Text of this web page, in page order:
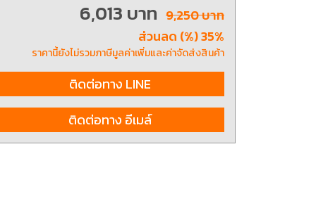
and striking
8 Hand and Assembly Tools /
6,013 บาท 9,250 บาท
ส่วนลด (%) 35%
ราคานี้ยังไม่รวมภาษีมูลค่าเพิ่มและค่าจัดส่งสินค้า
ติดต่อทาง LINE
ติดต่อทาง อีเมล์